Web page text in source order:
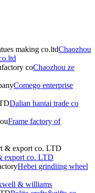
Chaozhou
Chaozhou ze
Comego enterprise
Dalian hantai trade co
Frame factory of
export co. LTD
Hebei grindiing wheel
& williams